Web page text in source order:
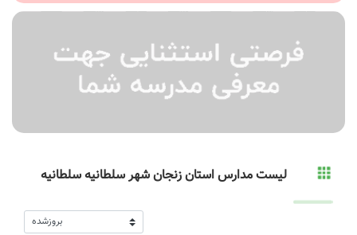
پیش دبستانی
لیست مدارس استان زنجان شهر سلطانیه سلطانیه